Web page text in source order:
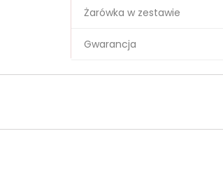
Żarówka w zestawie
Gwarancja